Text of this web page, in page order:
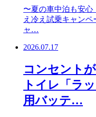
〜夏の車中泊も安心
え冷え試乗キャン
ャ…
2026.07.17
コンセント
トイレ「ラ
用バッテ…